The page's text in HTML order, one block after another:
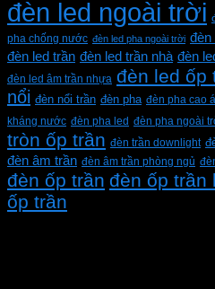
đèn led ngoài trời
pha chống nước đèn led pha ngoài trời đèn
đèn led trần đèn led trần nhà đèn
đèn led âm trần nhựa đèn led ốp
nổi đèn nổi trần đèn pha đèn pha cao
kháng nước đèn pha led đèn pha ngoài
tròn ốp trần đèn trần downlight
đèn âm trần đèn âm trần phòng ngủ
đèn ốp trần đèn ốp trần
ốp trần